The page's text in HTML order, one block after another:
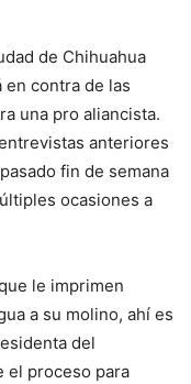
de Chihuahua
en contra de las
una pro aliancista.
anteriores
fin de semana
ocasiones a
le imprimen
a su molino, ahí es
del
el proceso para